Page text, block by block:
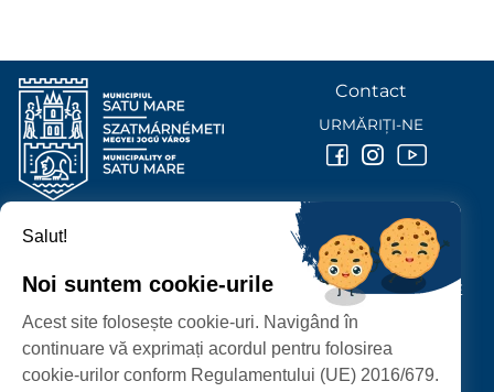
PROTECȚIA DATELOR PERSONALE
PRIMĂRIA MUNICIPIULUI
P-ȚA 25 OCTOMBRIE, NR. 1 CORP M, 440026 SATU MARE
Contact
URMĂRIȚI-NE
Salut!
Noi suntem cookie-urile
Acest site folosește cookie-uri. Navigând în
continuare vă exprimați acordul pentru folosirea
cookie-urilor conform Regulamentului (UE) 2016/679.